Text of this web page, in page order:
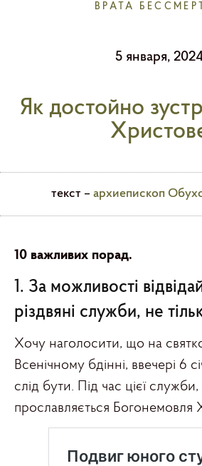
ВРАТА
5 января, 2024
Як достойно
текст – архиепископ
10 важливих порад.
1. За можливості
різдвяні служби, не
Хочу наголосити, що на
Всенічному бдінні, ввечері 6
слід бути. Під час цієї служби,
прославляється Богонемовля